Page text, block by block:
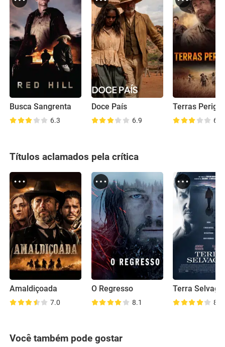
Busca Sangrenta
6.3
Doce País
6.9
Terras
6.6
Títulos aclamados pela crítica
Amaldiçoada
7.0
O Regresso
8.1
Terra
8.2
Você também pode gostar